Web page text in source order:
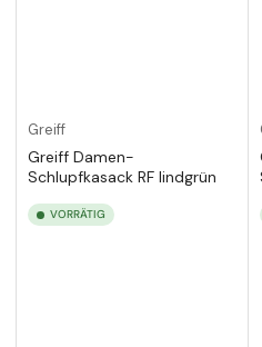
Greiff
Greiff Damen-
Schlupfkasack RF lindgrün
VORRÄTIG